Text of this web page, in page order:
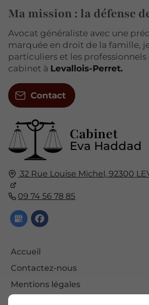
Cabinet
Eva Haddad
32 Rue Louise Michel, 92300
09 74 56 78 85
Accueil
Contactez-nous
Mentions légales
Ma mission : la défense
Avocat généraliste avec une
marquée en droit de la famille,
particuliers et les professionnels
cabinet à Levallois-Perret.
Contact